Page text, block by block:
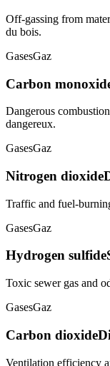
Off-gassing from
du bois.
GasesGaz
Carbon
Dangerous
dangereux.
GasesGaz
Nitrogen dioxide
Traffic and fuel-
GasesGaz
Hydrogen sulfide
Toxic sewer gas and
GasesGaz
Carbon dioxide
Ventilation efficiency